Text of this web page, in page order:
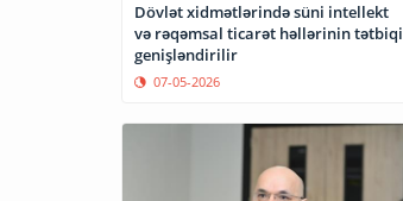
Dövlət xidmətlərində süni intellekt
və rəqəmsal ticarət həllərinin tətbiqi
genişləndirilir
07-05-2026